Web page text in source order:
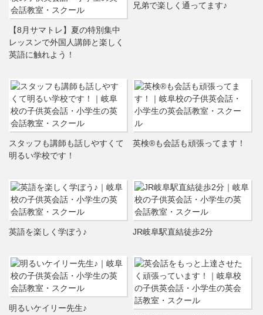
【8月サマトレ】夏の特別集中
レッスンで外国人講師と楽しく
英語に触れよう！
兄弟で楽しく通ってます♪
スタッフも講師も話しやすくて
明るい学校です！
英検®も会話も頑張ってます！
英語を楽しく学ぼう♪ JR岐阜駅直結徒歩2分
明るいケイリー先生♪